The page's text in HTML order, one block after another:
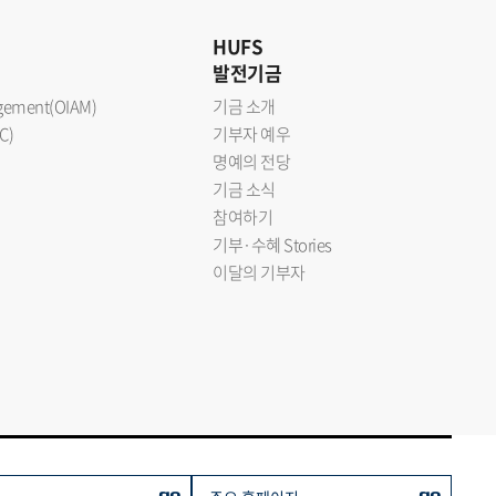
HUFS
발전기금
기금 소개
기부자 예우
명예의 전당
기금 소식
참여하기
기부·수혜 Stories
이달의 기부자